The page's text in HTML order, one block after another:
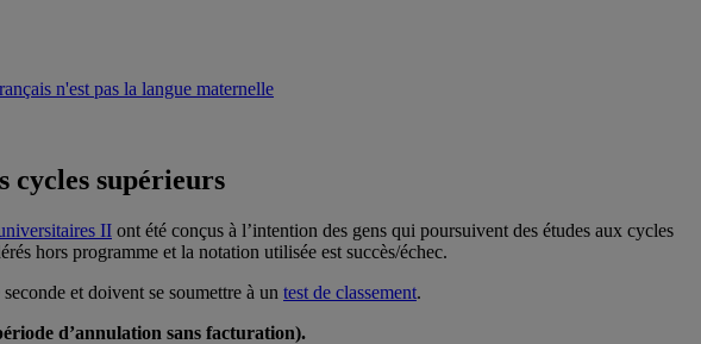
cycles supérieurs
II ont été conçus à l’intention des gens qui poursuivent des études aux cycles
hors programme et la notation utilisée est succès/échec.
et doivent se soumettre à un test de classement.
d’annulation sans facturation).